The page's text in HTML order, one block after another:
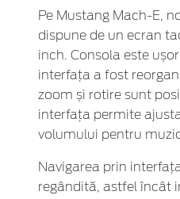
Pe Mustang Mach-E,
dispune de un ecran
inch. Consola este
interfața a fost
zoom și rotire sunt
interfața permite
volumului pentru
Navigarea prin
regândită, astfel încât